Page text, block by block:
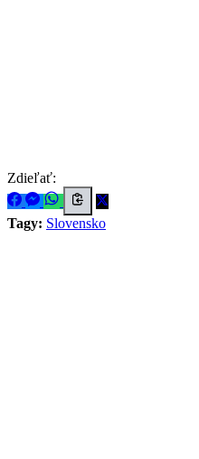
Zdieľať:
Tagy: Slovensko